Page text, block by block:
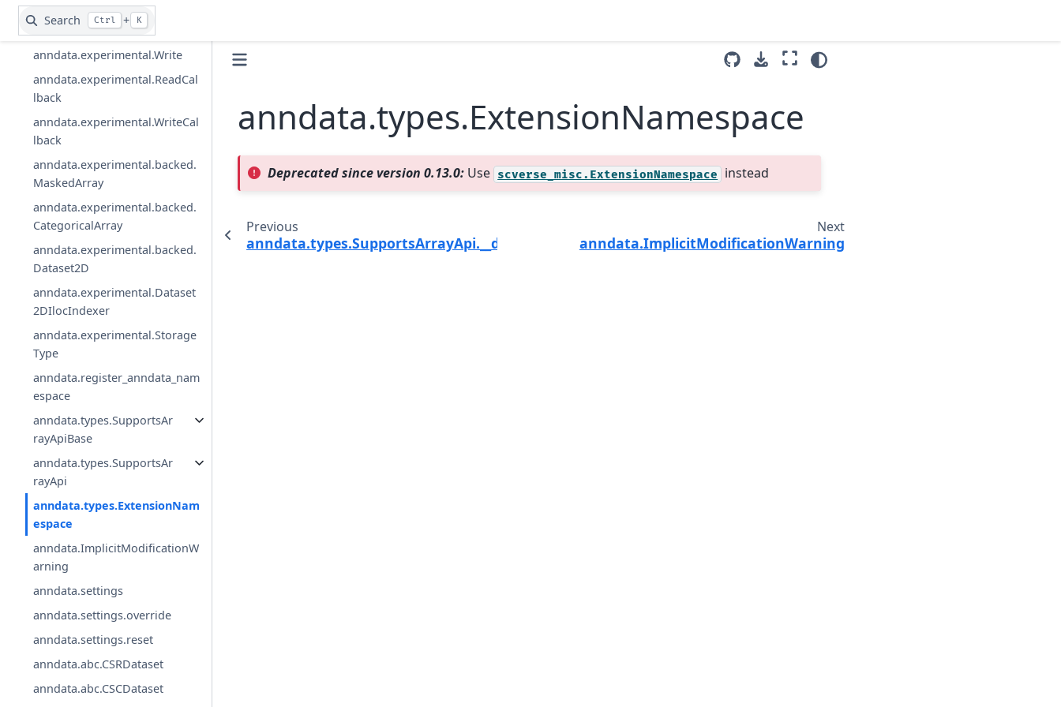
Search Ctrl + K
anndata.experimental.IOSpec
anndata.experimental.Read
anndata.experimental.Write
anndata.experimental.ReadCal
lback
anndata.experimental.WriteCal
lback
anndata.experimental.backed.
MaskedArray
anndata.experimental.backed.
CategoricalArray
anndata.experimental.backed.
Dataset2D
anndata.experimental.Dataset
2DIlocIndexer
anndata.experimental.Storage
Type
anndata.register_anndata_nam
espace
anndata.types.SupportsAr
rayApiBase
anndata.types.SupportsAr
rayApi
anndata.types.ExtensionNam
espace
anndata.ImplicitModificationW
arning
anndata.settings
anndata.settings.override
anndata.settings.reset
anndata.abc.CSRDataset
anndata.abc.CSCDataset
anndata.types.ExtensionNamespace
Deprecated since version 0.13.0: Use scverse_misc.ExtensionNamespace instead
Previous
anndata.types.SupportsArrayApi.__dlpack_device__
Next
anndata.ImplicitModificationWarning